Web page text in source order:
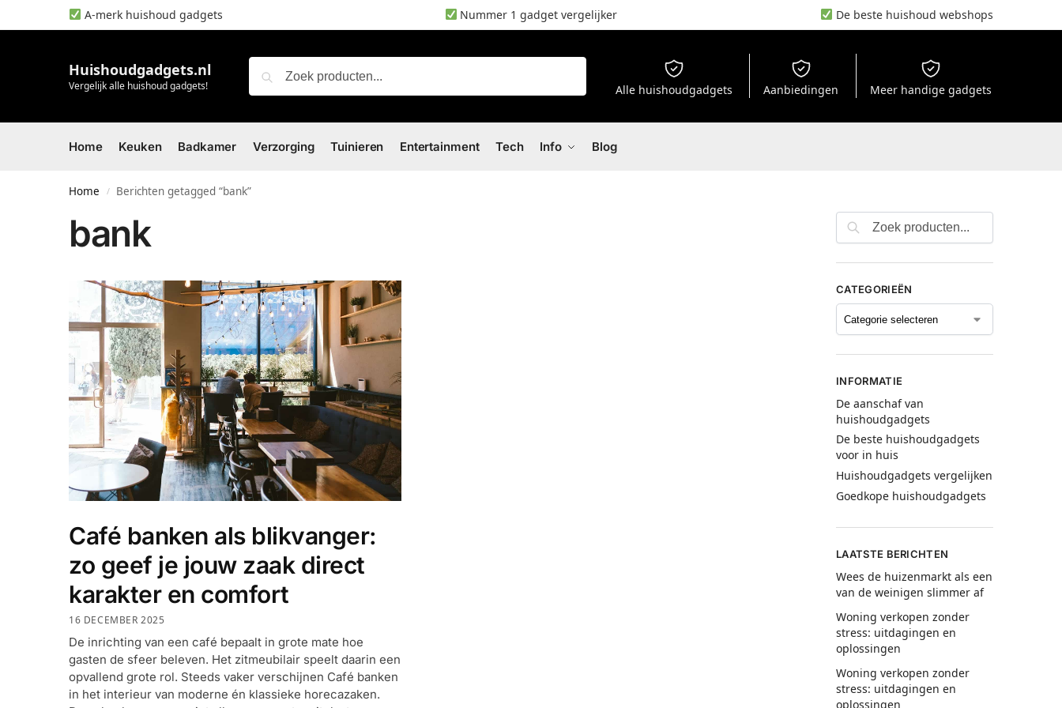
A-merk huishoud gadgets Nummer 1 gadget vergelijker De beste huishoud webshops
Huishoudgadgets.nl
Vergelijk alle huishoud gadgets! Alle huishoudgadgets Aanbiedingen Meer handige gadgets
Home Keuken Badkamer Verzorging Tuinieren Entertainment Tech Info Blog
Home / Berichten getagged “bank”
bank
Café banken als blikvanger:
zo geef je jouw zaak direct
karakter en comfort
16 DECEMBER 2025
De inrichting van een café bepaalt in grote mate hoe
gasten de sfeer beleven. Het zitmeubilair speelt daarin een
opvallend grote rol. Steeds vaker verschijnen Café banken
in het interieur van moderne én klassieke horecazaken.
CATEGORIEËN
INFORMATIE
De aanschaf van
huishoudgadgets
De beste huishoudgadgets
voor in huis
Huishoudgadgets vergelijken
Goedkope huishoudgadgets
LAATSTE BERICHTEN
Wees de huizenmarkt als een
van de weinigen slimmer af
Woning verkopen zonder
stress: uitdagingen en
oplossingen
Woning verkopen zonder
stress: uitdagingen en
oplossingen